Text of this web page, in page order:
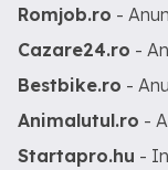
Romjob.ro -
Cazare24.ro -
Bestbike.ro -
Animalutul.ro -
Startapro.hu -